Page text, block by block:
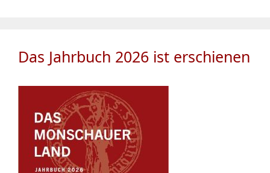
Das Jahrbuch 2026 ist erschienen